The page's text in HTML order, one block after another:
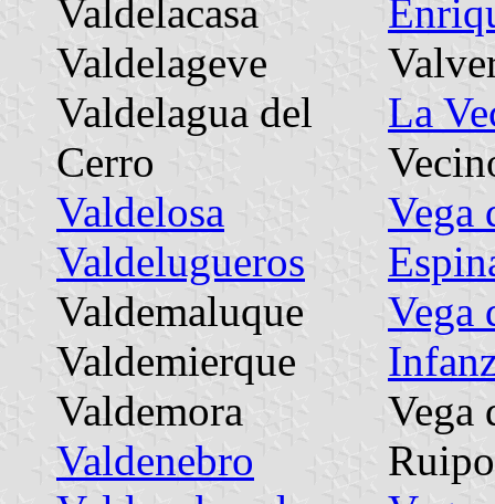
Valdelacasa
Valdelageve
Valdelagua del
Cerro
Valdelosa
Valdelugueros
Valdemaluque
Valdemierque
Valdemora
Valdenebro
La
Vega
Vega
Vega